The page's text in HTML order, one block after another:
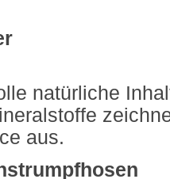
natürliche
aus.